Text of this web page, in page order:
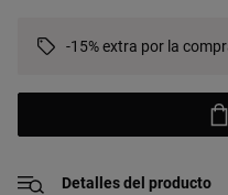
-15% extra por la
Detalles del producto